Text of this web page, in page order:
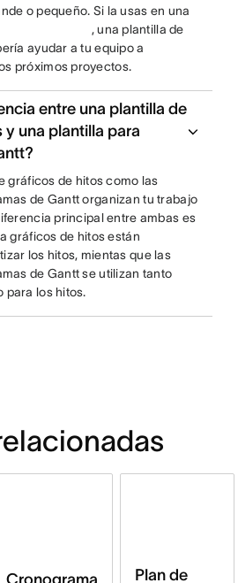
o pequeño. Si la usas en una
, una plantilla de
ayudar a tu equipo a
próximos proyectos.
entre una plantilla de
una plantilla para
gráficos de hitos como las
de Gantt organizan tu trabajo
principal entre ambas es
gráficos de hitos están
los hitos, mientas que las
de Gantt se utilizan tanto
para los hitos.
Cronograma
Plan de